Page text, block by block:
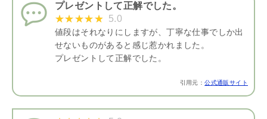
プレゼントして正解でした。
5.0
値段はそれなりにしますが、丁寧な仕事でしか出
せないものがあると感じ惹かれました。
プレゼントして正解でした。
引用元：公式通販サイト